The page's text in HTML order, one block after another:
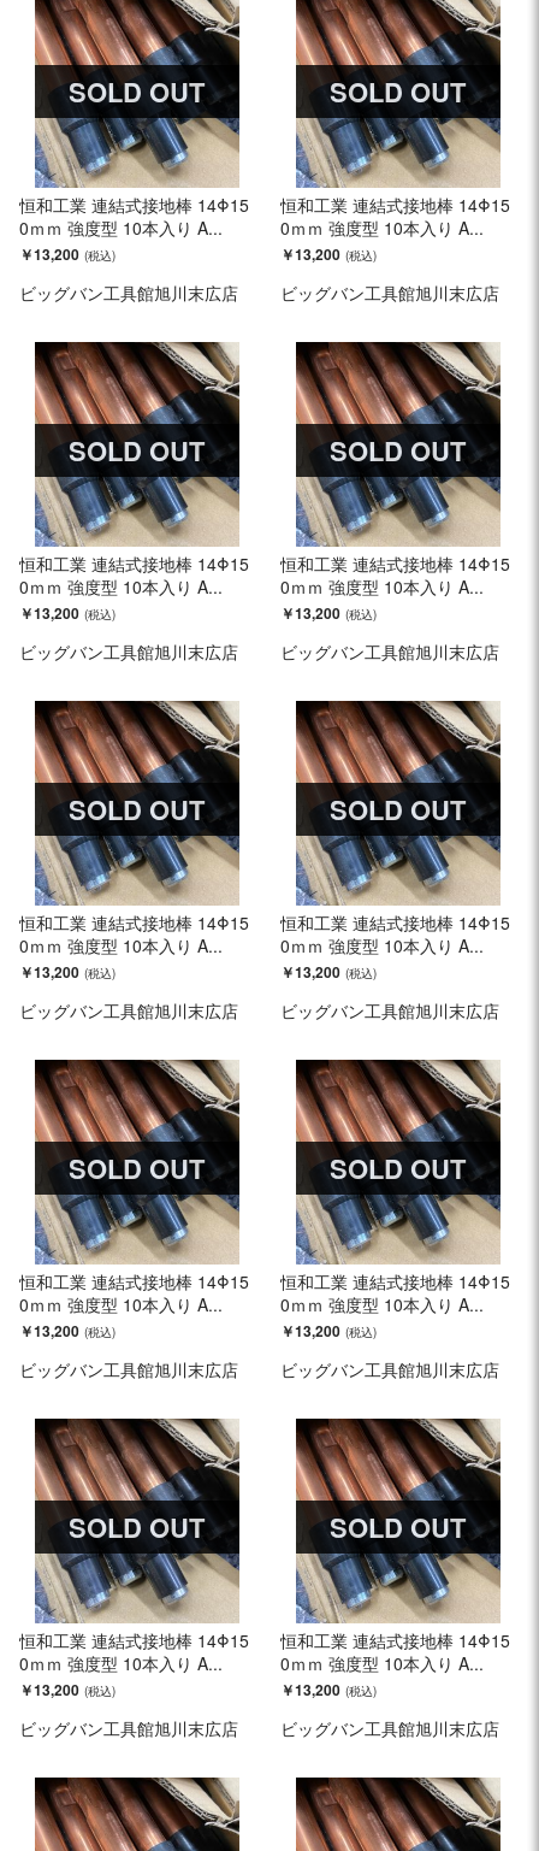
SOLD OUT
恒和工業 連結式接地棒 14Φ15
0ｍｍ 強度型 10本入り A...
￥13,200
ビッグバン工具館旭川末広店
SOLD OUT
恒和工業 連結式接地棒 14Φ15
0ｍｍ 強度型 10本入り A...
￥13,200
ビッグバン工具館旭川末広店
SOLD OUT
恒和工業 連結式接地棒 14Φ15
0ｍｍ 強度型 10本入り A...
￥13,200
ビッグバン工具館旭川末広店
SOLD OUT
恒和工業 連結式接地棒 14Φ15
0ｍｍ 強度型 10本入り A...
￥13,200
ビッグバン工具館旭川末広店
SOLD OUT
恒和工業 連結式接地棒 14Φ15
0ｍｍ 強度型 10本入り A...
￥13,200
ビッグバン工具館旭川末広店
SOLD OUT
恒和工業 連結式接地棒 14Φ15
0ｍｍ 強度型 10本入り A...
￥13,200
ビッグバン工具館旭川末広店
SOLD OUT
恒和工業 連結式接地棒 14Φ15
0ｍｍ 強度型 10本入り A...
￥13,200
ビッグバン工具館旭川末広店
SOLD OUT
恒和工業 連結式接地棒 14Φ15
0ｍｍ 強度型 10本入り A...
￥13,200
ビッグバン工具館旭川末広店
SOLD OUT
恒和工業 連結式接地棒 14Φ15
0ｍｍ 強度型 10本入り A...
￥13,200
ビッグバン工具館旭川末広店
SOLD OUT
恒和工業 連結式接地棒 14Φ15
0ｍｍ 強度型 10本入り A...
￥13,200
ビッグバン工具館旭川末広店